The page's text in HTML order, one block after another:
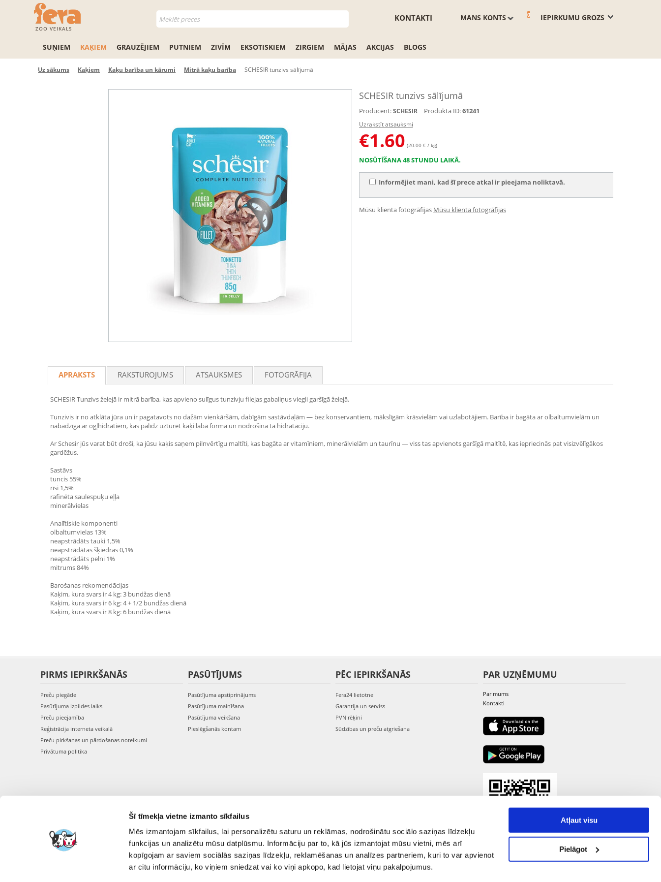
Šī tīmekļa vietne izmanto sīkfailus
Mēs izmantojam sīkfailus, lai personalizētu saturu un reklāmas, nodrošinātu sociālo saziņas līdzekļu
funkcijas un analizētu mūsu datplūsmu. Informāciju par to, kā jūs izmantojat mūsu vietni, mēs arī
kopīgojam ar saviem sociālās saziņas līdzekļu, reklamēšanas un analīzes partneriem, kuri to var apvienot
ar citu informāciju, ko viņiem sniedzat vai ko viņi apkopo, kad lietojat viņu pakalpojumus.
Atļaut visu
Pielāgot
ZOO VEIKALS
IEPIRKUMU GROZS
0
MANS KONTS
KONTAKTI
SUŅIEM KAĶIEM GRAUZĒJIEM PUTNIEM ZIVĪM EKSOTISKIEM ZIRGIEM MĀJAS AKCIJAS BLOGS
Uz sākums Kaķiem Kaķu barība un kārumi Mitrā kaķu barība SCHESIR tunzivs sālījumā
SCHESIR tunzivs sālījumā
Producent: SCHESIR Produkta ID:61241
Uzrakstīt atsauksmi
€1.60 (20.00 € / kg)
NOSŪTĪŠANA 48 STUNDU LAIKĀ.
Informējiet mani, kad šī prece atkal ir pieejama noliktavā.
Mūsu klienta fotogrāfijas Mūsu klienta fotogrāfijas
APRAKSTS RAKSTUROJUMS ATSAUKSMES FOTOGRĀFIJA
SCHESIR Tunzivs želejā ir mitrā barība, kas apvieno sulīgus tunzivju filejas gabaliņus viegli garšīgā želejā.
Tunzivis ir no atklāta jūra un ir pagatavots no dažām vienkāršām, dabīgām sastāvdaļām — bez konservantiem, mākslīgām krāsvielām vai uzlabotājiem. Barība ir bagāta ar olbaltumvielām un
nabadzīga ar ogļhidrātiem, kas palīdz uzturēt kaķi labā formā un nodrošina tā hidratāciju.
Ar Schesir jūs varat būt droši, ka jūsu kaķis saņem pilnvērtīgu maltīti, kas bagāta ar vitamīniem, minerālvielām un taurīnu — viss tas apvienots garšīgā maltītē, kas iepriecinās pat visizvēlīgākos
gardēžus.
Sastāvs
tuncis 55%
rīsi 1,5%
rafinēta saulespuķu eļļa
minerālvielas
Analītiskie komponenti
olbaltumvielas 13%
neapstrādāts tauki 1,5%
neapstrādātas šķiedras 0,1%
neapstrādāts pelni 1%
mitrums 84%
Barošanas rekomendācijas
Kaķim, kura svars ir 4 kg: 3 bundžas dienā
Kaķim, kura svars ir 6 kg: 4 + 1/2 bundžas dienā
Kaķim, kura svars ir 8 kg: 6 bundžas dienā
PIRMS IEPIRKŠANĀS
Preču piegāde
Pasūtījuma izpildes laiks
Preču pieejamība
Reģistrācija interneta veikalā
Preču pirkšanas un pārdošanas noteikumi
Privātuma politika
PASŪTĪJUMS
Pasūtījuma apstiprinājums
Pasūtījuma mainīšana
Pasūtījuma veikšana
Pieslēgšanās kontam
PĒC IEPIRKŠANĀS
Fera24 lietotne
Garantija un serviss
PVN rēķini
Sūdzības un preču atgriešana
PAR UZŅĒMUMU
Par mums
Kontakti